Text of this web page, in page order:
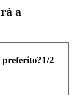
a
preferito?1/2